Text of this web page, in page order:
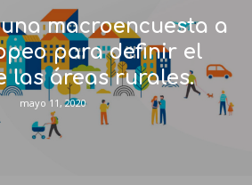
una macroencuesta a
para definir el
las áreas rurales.
mayo 11, 2020